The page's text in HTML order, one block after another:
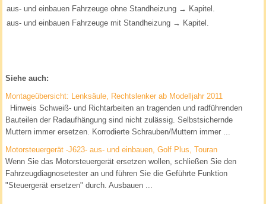
aus- und einbauen Fahrzeuge ohne Standheizung → Kapitel.
aus- und einbauen Fahrzeuge mit Standheizung → Kapitel.
Siehe auch:
Montageübersicht: Lenksäule, Rechtslenker ab Modelljahr 2011
Hinweis Schweiß- und Richtarbeiten an tragenden und radführenden
Bauteilen der Radaufhängung sind nicht zulässig. Selbstsichernde
Muttern immer ersetzen. Korrodierte Schrauben/Muttern immer ...
Motorsteuergerät -J623- aus- und einbauen, Golf Plus, Touran
Wenn Sie das Motorsteuergerät ersetzen wollen, schließen Sie den
Fahrzeugdiagnosetester an und führen Sie die Geführte Funktion
"Steuergerät ersetzen" durch. Ausbauen ...